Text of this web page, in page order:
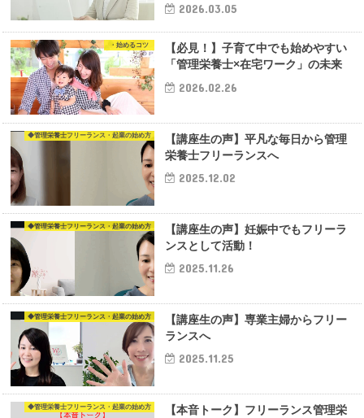
2026.03.05
・始めるコツ
【必見！】子育て中でも始めやすい
「管理栄養士×在宅ワーク」の未来
2026.02.26
◆管理栄養士フリーランス・起業の始め方
【講座生の声】平凡な毎日から管理
栄養士フリーランスへ
2025.12.02
◆管理栄養士フリーランス・起業の始め方
【講座生の声】妊娠中でもフリーラ
ンスとして活動！
2025.11.26
◆管理栄養士フリーランス・起業の始め方
【講座生の声】専業主婦からフリー
ランスへ
2025.11.25
◆管理栄養士フリーランス・起業の始め方
【本音トーク】フリーランス管理栄